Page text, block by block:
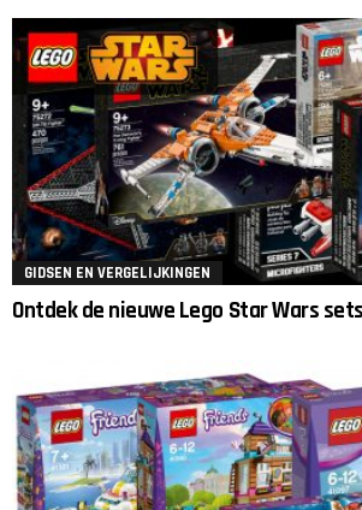
GIDSEN EN VERGELIJKINGEN
Ontdek de nieuwe Lego Star Wars